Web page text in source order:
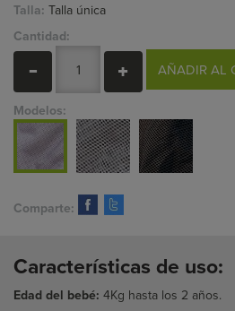
Talla: Talla única
Cantidad:
AÑADIR AL
Modelos:
Comparte:
Características de uso:
Edad del bebé: 4Kg hasta los 2 años.